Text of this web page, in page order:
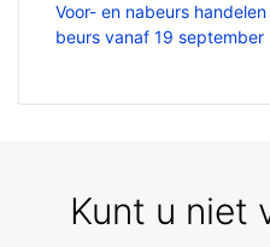
Voor- en nabeurs
beurs vanaf 19 september
Kunt u niet